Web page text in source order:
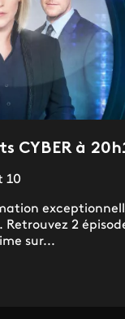
CYBER à
10
Retrouvez 2
sur...